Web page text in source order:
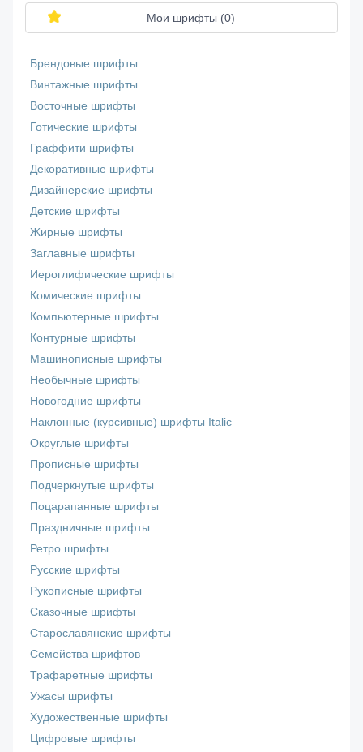
Мои шрифты (0)
Брендовые шрифты
Винтажные шрифты
Восточные шрифты
Готические шрифты
Граффити шрифты
Декоративные шрифты
Дизайнерские шрифты
Детские шрифты
Жирные шрифты
Заглавные шрифты
Иероглифические шрифты
Комические шрифты
Компьютерные шрифты
Контурные шрифты
Машинописные шрифты
Необычные шрифты
Новогодние шрифты
Наклонные (курсивные) шрифты Italic
Округлые шрифты
Прописные шрифты
Подчеркнутые шрифты
Поцарапанные шрифты
Праздничные шрифты
Ретро шрифты
Русские шрифты
Рукописные шрифты
Сказочные шрифты
Старославянские шрифты
Семейства шрифтов
Трафаретные шрифты
Ужасы шрифты
Художественные шрифты
Цифровые шрифты